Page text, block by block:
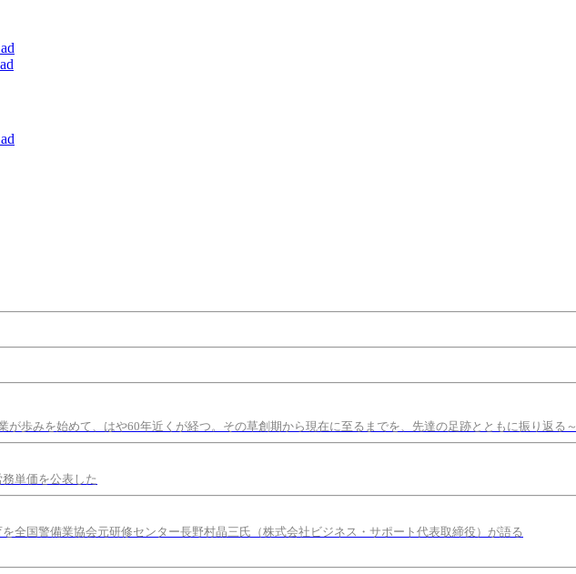
が歩みを始めて、はや60年近くが経つ。その草創期から現在に至るまでを、先達の足跡とともに振り返る～
単価を公表した
全国警備業協会元研修センター長野村晶三氏（株式会社ビジネス・サポート代表取締役）が語る